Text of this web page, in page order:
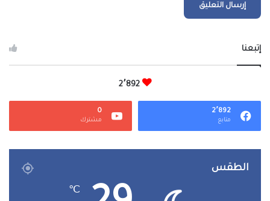
إتبعنا
2٬892
2٬892
متابع
0
مشترك
الطقس
℃